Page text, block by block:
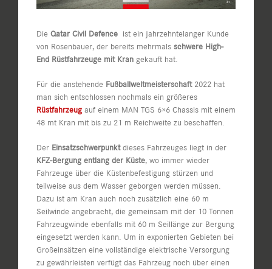
Die Qatar Civil Defence ist ein jahrzehntelanger Kunde
von Rosenbauer, der bereits mehrmals schwere High-
End Rüstfahrzeuge mit Kran gekauft hat.
Für die anstehende Fußballweltmeisterschaft2022 hat
man sich entschlossen nochmals ein größeres
Rüstfahrzeug auf einem MAN TGS 6×6 Chassis mit einem
48 mt Kran mit bis zu 21 m Reichweite zu beschaffen.
Der Einsatzschwerpunktdieses Fahrzeuges liegt in der
KFZ-Bergung entlang der Küste, wo immer wieder
Fahrzeuge über die Küstenbefestigung stürzen und
teilweise aus dem Wasser geborgen werden müssen.
Dazu ist am Kran auch noch zusätzlich eine 60 m
Seilwinde angebracht, die gemeinsam mit der 10 Tonnen
Fahrzeugwinde ebenfalls mit 60 m Seillänge zur Bergung
eingesetzt werden kann. Um in exponierten Gebieten bei
Großeinsätzen eine vollständige elektrische Versorgung
zu gewährleisten verfügt das Fahrzeug noch über einen